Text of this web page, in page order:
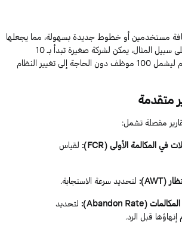
مستخدمين أو خطوط جديدة بسهولة، مما يجعلها
سبيل المثال، يمكن لشركة صغيرة تبدأ بـ10
ليشمل100موظفدون الحاجة إلى تغيير النظام
متقدمة
مفصلة تشمل:
في المكالمة الأولى (FCR
)
: لقياس
(
AWT
)
: لتحديد سرعة الاستجابة.
(
AbandonRate
)
: لتحديد
قبل الرد.